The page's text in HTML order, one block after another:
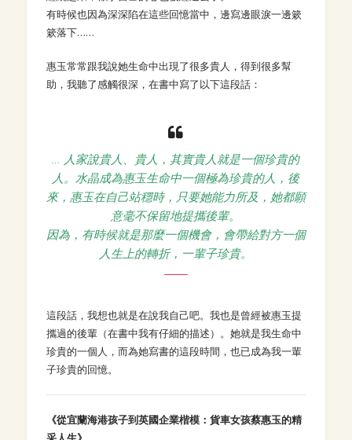
有時候也因為深深陷在這些回憶當中，邊寫邊眼淚一邊簌
簌落下……
惠玉常常跟我說她生命中出現了很多貴人，得到很多幫
助，我聽了感觸很深，在書中寫了以下這段話：
… 人家說貴人、貴人，其實貴人就是一個珍貴的
人。水晶成為惠玉生命中一個極為珍貴的人，後
來，惠玉在自己站穩時，只要她能力所及，她都願
意毫不保留地提攜後輩。
因為，有時候就是那麼一個機會，會帶給對方一個
人生上的轉折，一輩子珍貴。
這段話，我想也就是在說我自己吧。我也是曾經被惠玉提
攜過的後輩（在書中我有仔細的描述）。她就是我生命中
珍貴的一個人，而為她寫書的這段時間，也已成為我一輩
子珍貴的回憶。
《從宜蘭海港孩子到英國企業楷模：貨車女孩蔡惠玉的精